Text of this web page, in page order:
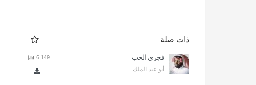
ذات صلة
فجري الحب
أبو عبد الملك
6,149